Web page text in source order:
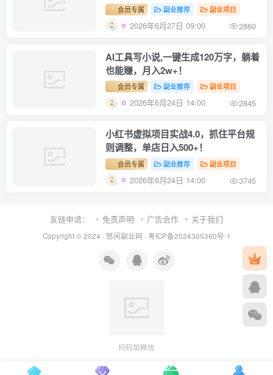
会员专属 副业推荐 副业项目
2026年6月27日 09:00 2860
AI工具写小说,一键生成120万字，躺着
也能赚，月入2w+！
会员专属 副业推荐 副业项目
2026年6月24日 14:00 2845
小红书虚拟项目实战4.0，抓住平台规
则调整，单店日入500+！
会员专属 副业推荐 副业项目
2026年6月24日 14:00 3745
友链申请： 免责声明 广告合作 关于我们
Copyright © 2024 · 悠闲副业网 · 粤ICP备2024305360号-1
扫码加微信